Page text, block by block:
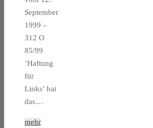
September
1999 –
312 O
85/99
­’Haftung
für
Links’­ hat
das…
mehr